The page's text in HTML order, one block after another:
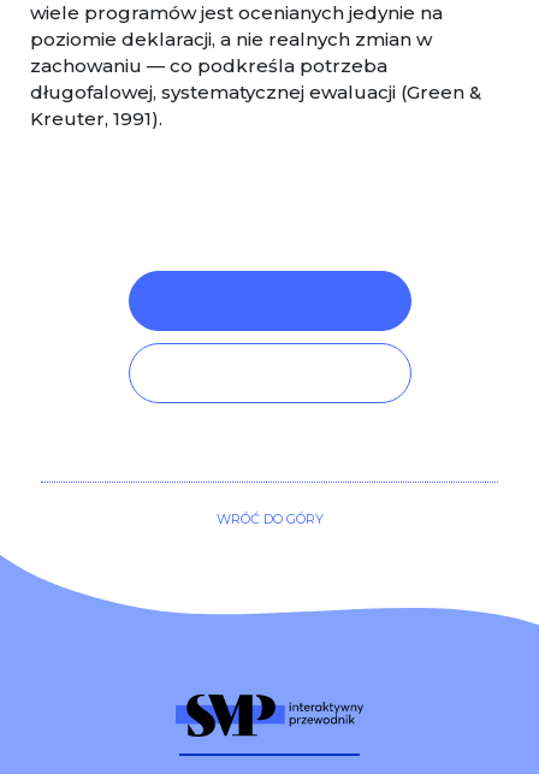
wiele programów jest ocenianych jedynie na
poziomie deklaracji, a nie realnych zmian w
zachowaniu — co podkreśla potrzeba
długofalowej, systematycznej ewaluacji (Green &
Kreuter, 1991).
WRÓĆ DO GÓRY